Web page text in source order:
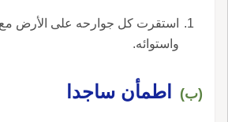
‏استقرت كل جوارحه على الأرض مع
واستوائه‏.
(ب) ‏اطمأن ساجدا‏